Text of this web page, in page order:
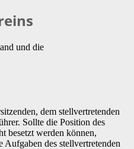
und die
dem stellvertretenden
Sollte die Position des
besetzt werden können,
Aufgaben des stellvertretenden